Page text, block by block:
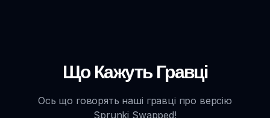
Що Кажуть Гравці
Ось що говорять наші гравці про версію
Sprunki Swapped!